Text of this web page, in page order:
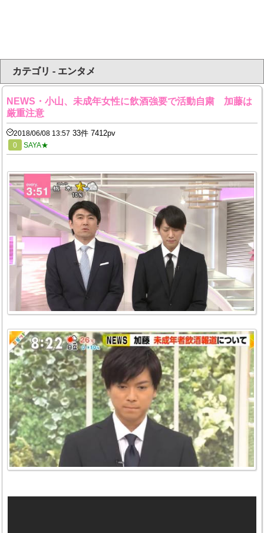
カテゴリ - エンタメ
NEWS・小山、未成年女性に飲酒強要で活動自粛 加藤は
厳重注意
2018/06/08 13:57 33件 7412pv
0 SAYA★